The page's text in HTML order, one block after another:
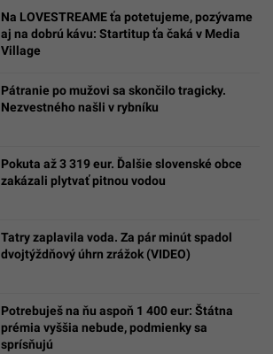
Na LOVESTREAME ťa potetujeme, pozývame
aj na dobrú kávu: Startitup ťa čaká v Media
Village
Pátranie po mužovi sa skončilo tragicky.
Nezvestného našli v rybníku
Pokuta až 3 319 eur. Ďalšie slovenské obce
zakázali plytvať pitnou vodou
Tatry zaplavila voda. Za pár minút spadol
dvojtýždňový úhrn zrážok (VIDEO)
Potrebuješ na ňu aspoň 1 400 eur: Štátna
prémia vyššia nebude, podmienky sa
sprísňujú